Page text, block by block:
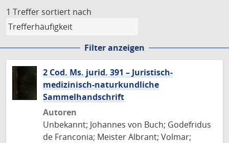
1 Treffer sortiert nach
Filter anzeigen
2 Cod. Ms. jurid. 391 – Juristisch-
medizinisch-naturkundliche
Sammelhandschrift
Autoren
Unbekannt; Johannes von Buch; Godefridus
de Franconia; Meister Albrant; Volmar;